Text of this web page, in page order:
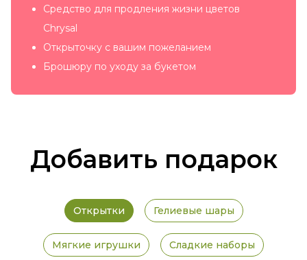
Средство для продления жизни цветов
Chrysal
Открыточку с вашим пожеланием
Брошюру по уходу за букетом
Добавить подарок
Открытки Гелиевые шары
Мягкие игрушки Сладкие наборы